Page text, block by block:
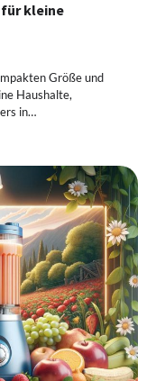
für kleine
Größe und
Haushalte,
in…